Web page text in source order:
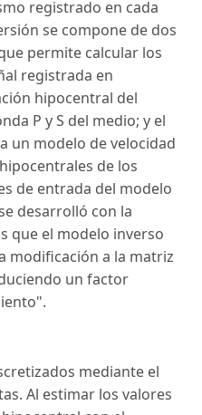
registrado en cada
se compone de dos
permite calcular los
registrada en
hipocentral del
P y S del medio; y el
un modelo de velocidad
de los
de entrada del modelo
desarrolló con la
que el modelo inverso
modificación a la matriz
un factor
mediante el
Al estimar los valores